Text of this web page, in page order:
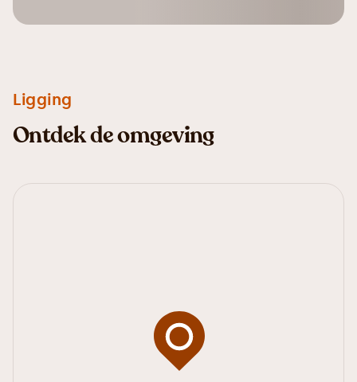
Ligging
Ontdek de omgeving